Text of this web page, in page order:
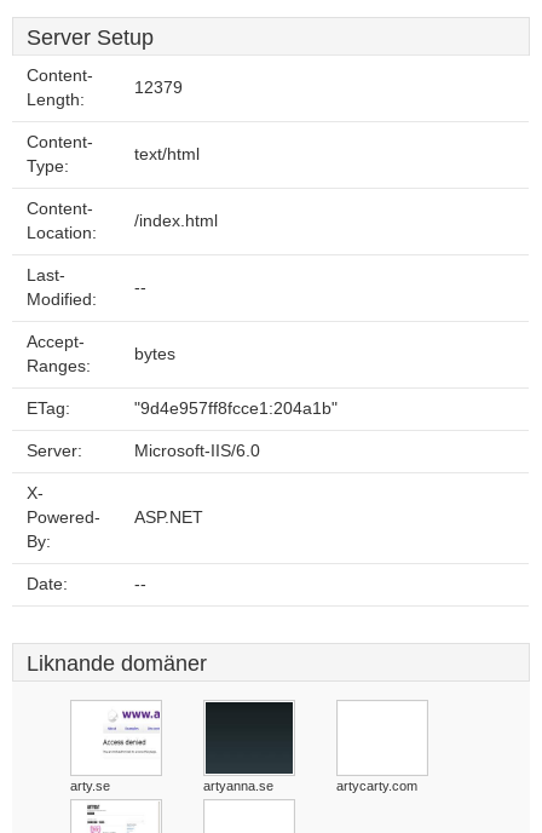
Server Setup
Content-
Length:
12379
Content-
Type:
text/html
Content-
Location:
/index.html
Last-
Modified:
--
Accept-
Ranges:
bytes
ETag: "9d4e957ff8fcce1:204a1b"
Server: Microsoft-IIS/6.0
X-
Powered-
By:
ASP.NET
Date: --
Liknande domäner
arty.se artyanna.se artycarty.com